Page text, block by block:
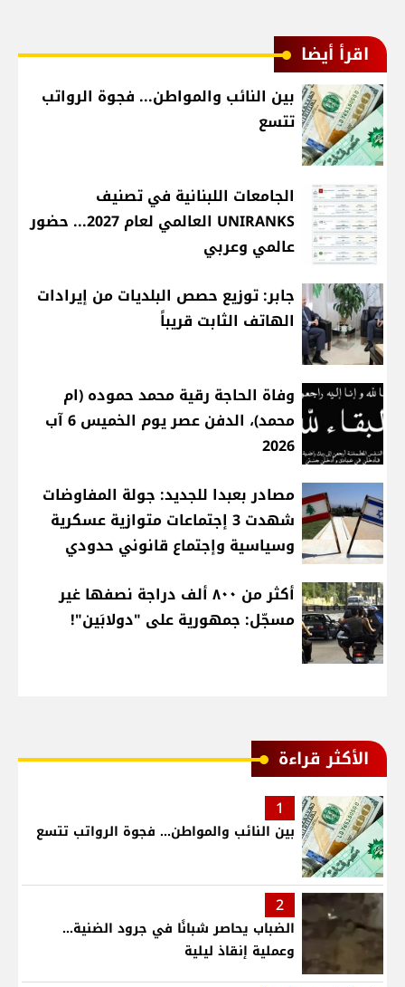
اقرأ أيضا
بين النائب والمواطن... فجوة الرواتب
تتسع
الجامعات اللبنانية في تصنيف
UNIRANKS العالمي لعام 2027... حضور
عالمي وعربي
جابر: توزيع حصص البلديات من إيرادات
الهاتف الثابت قريباً
وفاة الحاجة رقية محمد حموده (ام
محمد)، الدفن عصر يوم الخميس 6 آب
2026
مصادر بعبدا للجديد: جولة المفاوضات
شهدت 3 إجتماعات متوازية عسكرية
وسياسية وإجتماع قانوني حدودي
أكثر من ٨٠٠ ألف دراجة نصفها غير
مسجّل: جمهورية على "دولابَين"!
الأكثر قراءة
1
بين النائب والمواطن... فجوة الرواتب تتسع
2
الضباب يحاصر شبانًا في جرود الضنية...
وعملية إنقاذ ليلية